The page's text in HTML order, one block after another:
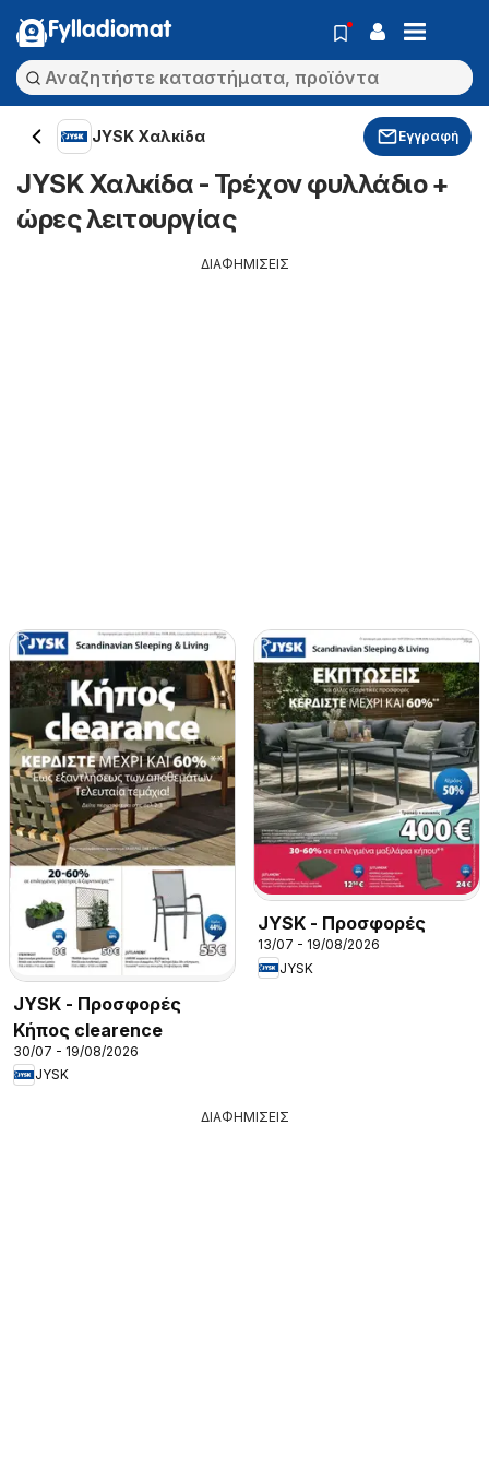
Fylladiomat
JYSK Χαλκίδα Εγγραφή
JYSK Χαλκίδα - Τρέχον φυλλάδιο +
ώρες λειτουργίας
ΔΙΑΦΗΜΙΣΕΙΣ
JYSK - Προσφορές
Κήπος clearence
30/07 - 19/08/2026
JYSK
JYSK - Προσφορές
13/07 - 19/08/2026
JYSK
ΔΙΑΦΗΜΙΣΕΙΣ